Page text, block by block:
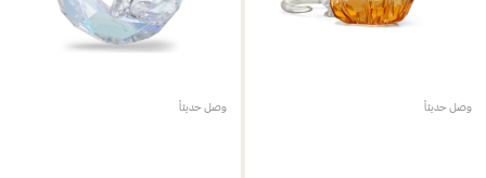
وصل حديثاً وصل حديثاً